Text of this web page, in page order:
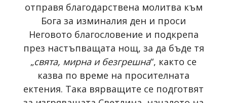
отправя благодарствена молитва към
Бога за изминалия ден и проси
Неговото благословение и подкрепа
през настъпващата нощ, за да бъде тя
„свята, мирна и безгрешна“, както се
казва по време на просителната
ектения. Така вярващите се подготвят